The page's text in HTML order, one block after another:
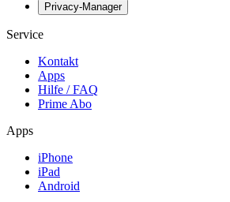
Privacy-Manager
Service
Kontakt
Apps
Hilfe / FAQ
Prime Abo
Apps
iPhone
iPad
Android